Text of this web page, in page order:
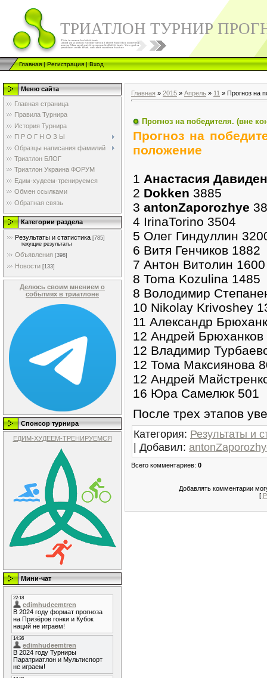
ТРИАТЛОН ТУРНИР
Главная|Регистрация|Вход
Меню сайта
Главная страница
Правила Турнира
История Турнира
П Р О Г Н О З Ы
Образцы написания фамилий
Триатлон БЛОГ
Триатлон Украина ФОРУМ
Едим-худеем-тренируемся
Обмен ссылками
Обратная связь
Категории раздела
Результаты и статистика [785]
текущие результаты
Объявления [398]
Новости [133]
Делюсь своим мнением о
событиях в триатлоне
Спонсор турнира
ЕДИМ-ХУДЕЕМ-ТРЕНИРУЕМСЯ
Мини-чат
Главная » 2015 » Апрель » 11 » Прогноз на
Прогноз на победителя. (вне
Прогноз на
положение
1 Анастасия
2 Dokken 3885
3 antonZaporozhye
4 IrinaTorino 3504
5 Олег Гиндуллин
6 Витя Генчиков 1882
7 Антон Витолин 1600
8 Toma Kozulina 1485
8 Володимир
10 Nikolay Krivoshey
11 Александр
12 Андрей Брюханков
12 Владимир
12 Тома Максиянова
12 Андрей
16 Юра Самелюк 501
После трех этапов
Категория: Результаты и
| Добавил:
Всего комментариев: 0
Добавлять комментарии
[